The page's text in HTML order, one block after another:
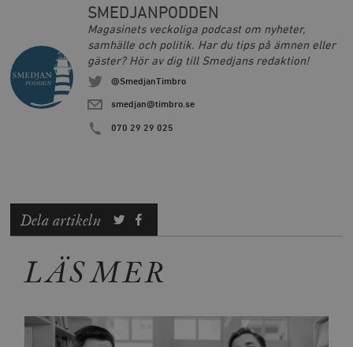
SMEDJANPODDEN
Magasinets veckoliga podcast om nyheter,
samhälle och politik. Har du tips på ämnen eller
gäster? Hör av dig till Smedjans redaktion!
@SmedjanTimbro
smedjan@timbro.se
070 29 29 025
Dela artikeln
LÄS MER